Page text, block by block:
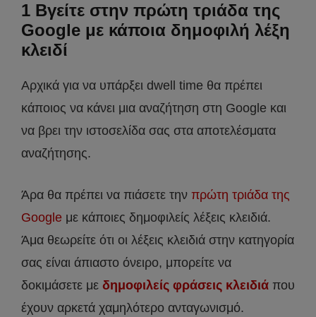
1 Βγείτε στην πρώτη τριάδα της
Google με κάποια δημοφιλή λέξη
κλειδί
Αρχικά για να υπάρξει dwell time θα πρέπει
κάποιος να κάνει μια αναζήτηση στη Google και
να βρει την ιστοσελίδα σας στα αποτελέσματα
αναζήτησης.
Άρα θα πρέπει να πιάσετε την πρώτη τριάδα της
Google με κάποιες δημοφιλείς λέξεις κλειδιά.
Άμα θεωρείτε ότι οι λέξεις κλειδιά στην κατηγορία
σας είναι άπιαστο όνειρο, μπορείτε να
δοκιμάσετε με δημοφιλείς φράσεις κλειδιά που
έχουν αρκετά χαμηλότερο ανταγωνισμό.